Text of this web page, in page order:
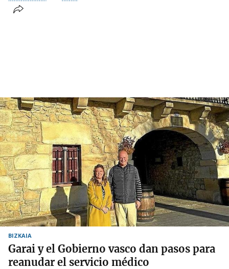
BIZKAIA
Garai y el Gobierno vasco dan pasos para
reanudar el servicio médico